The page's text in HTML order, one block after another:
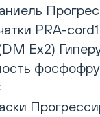
PRA-
Ex2)